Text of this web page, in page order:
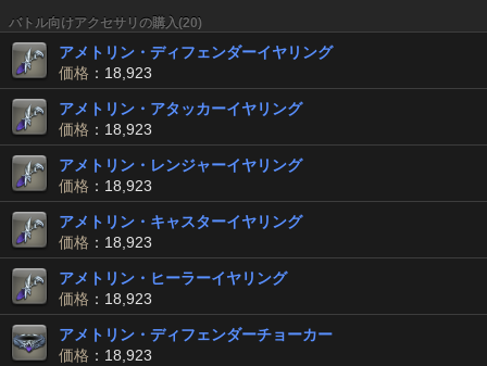
バトル向けアクセサリの購入(20)
アメトリン・ディフェンダーイヤリング
価格 ：18,923
アメトリン・アタッカーイヤリング
価格 ：18,923
アメトリン・レンジャーイヤリング
価格 ：18,923
アメトリン・キャスターイヤリング
価格 ：18,923
アメトリン・ヒーラーイヤリング
価格 ：18,923
アメトリン・ディフェンダーチョーカー
価格 ：18,923